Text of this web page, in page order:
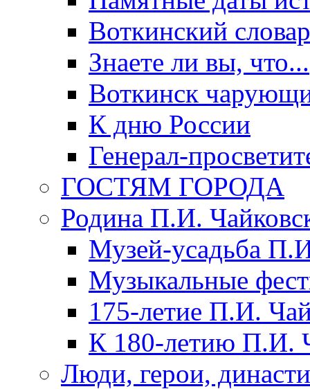
Воткинский
Знаете ли вы, что...
Воткинск
К дню России
Генерал-
ГОСТЯМ ГОРОДА
Родина П.И.
Музей-усадьба
Музыкальные
175-летие П.И.
К 180-летию П.И.
Люди, герои,